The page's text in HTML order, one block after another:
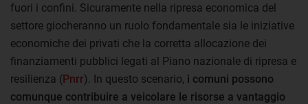
fuori i confini. Sicuramente nella ripresa economica del
settore giocheranno un ruolo fondamentale sia le iniziative
economiche dei privati che la corretta allocazione dei
finanziamenti pubblici legati al Piano nazionale di ripresa e
resilienza (Pnrr). In questo scenario, i comuni possono
comunque contribuire a veicolare le risorse a vantaggio